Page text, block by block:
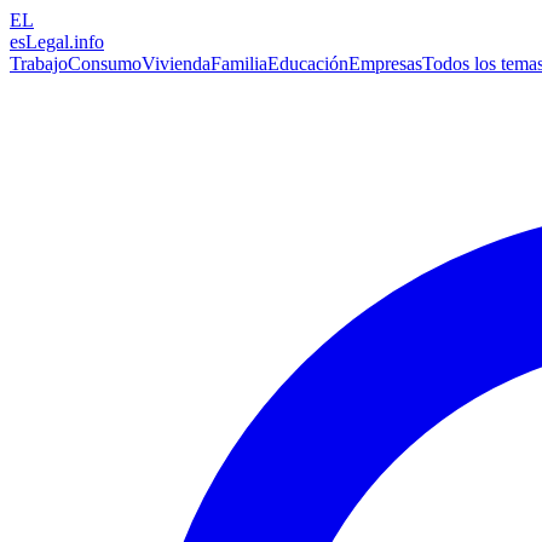
EL
esLegal.info
TrabajoConsumoViviendaFamiliaEducaciónEmpresasTodos los